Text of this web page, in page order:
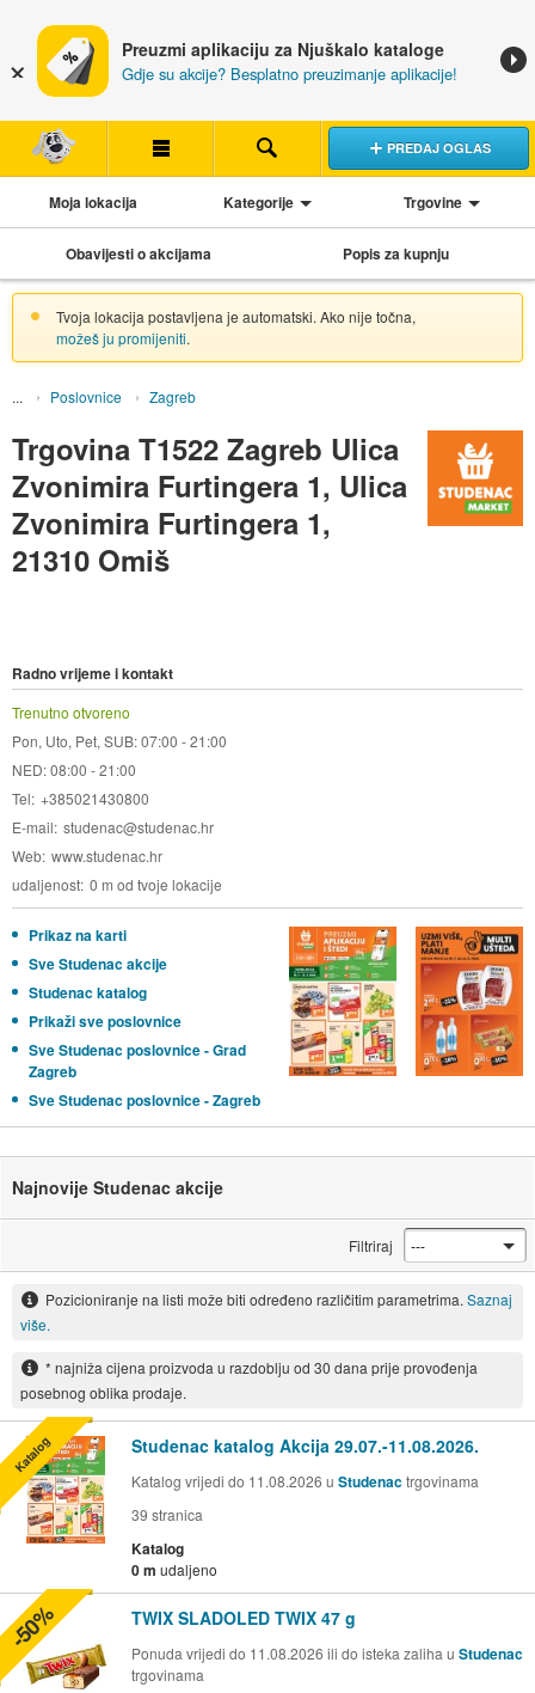
Preuzmi aplikaciju za Njuškalo kataloge
Gdje su akcije? Besplatno preuzimanje aplikacije!
PREDAJ OGLAS
Moja lokacija Kategorije Trgovine
Obavijesti o akcijama Popis za kupnju
Tvoja lokacija postavljena je automatski. Ako nije točna,
možeš ju promijeniti.
Poslovnice Zagreb
Trgovina T1522 Zagreb Ulica
Zvonimira Furtingera 1, Ulica
Zvonimira Furtingera 1,
21310 Omiš
Radno vrijeme i kontakt
Trenutno otvoreno
Pon, Uto, Pet, SUB: 07:00 - 21:00
NED: 08:00 - 21:00
Tel +385021430800
E-mail studenac@studenac.hr
Web www.studenac.hr
udaljenost 0 m od tvoje lokacije
Prikaz na karti
Sve Studenac akcije
Studenac katalog
Prikaži sve poslovnice
Sve Studenac poslovnice - Grad
Zagreb
Sve Studenac poslovnice - Zagreb
Najnovije Studenac akcije
Filtriraj
Pozicioniranje na listi može biti određeno različitim parametrima. Saznaj
više.
* najniža cijena proizvoda u razdoblju od 30 dana prije provođenja
posebnog oblika prodaje.
Studenac katalog Akcija 29.07.-11.08.2026.
Katalog vrijedi do 11.08.2026 u Studenactrgovinama
39 stranica
Katalog
0 m udaljeno
Katalog
TWIX SLADOLED TWIX 47 g
Ponuda vrijedi do 11.08.2026 ili do isteka zaliha u Studenac
trgovinama
-50%